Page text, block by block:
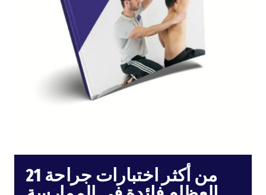
21 من أكثر اختبارات جراحة